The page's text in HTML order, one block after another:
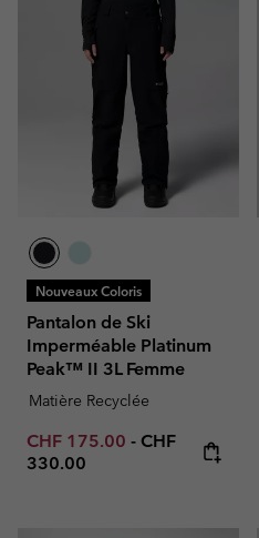
Nouveaux Coloris
Pantalon de Ski
Imperméable Platinum
Peak™ II 3L Femme
Matière Recyclée
Minimum sale price:
CHF 175.00 - Maximum
CHF
330.00